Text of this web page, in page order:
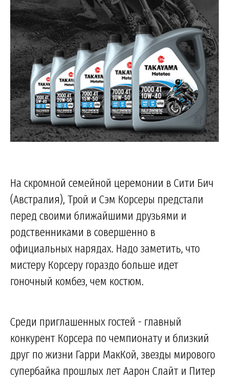
На скромной семейной церемонии в Сити Бич
(Австралия), Трой и Сэм Корсеры предстали
перед своими ближайшими друзьями и
родственниками в совершенно в
официальных нарядах. Надо заметить, что
мистеру Корсеру гораздо больше идет
гоночный комбез, чем костюм.
Среди приглашенных гостей - главный
конкурент Корсера по чемпионату и близкий
друг по жизни Гарри МакКой, звезды мирового
супербайка прошлых лет Аарон Слайт и Питер